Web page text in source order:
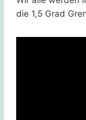
die 1,5 Grad